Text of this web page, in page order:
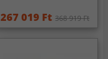
267 019 Ft 368 919 Ft